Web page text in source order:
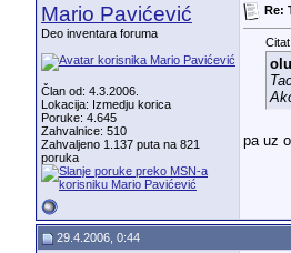
Mario Pavićević
Deo inventara foruma
Član od: 4.3.2006.
Lokacija: Izmedju korica
Poruke: 4.645
Zahvalnice: 510
Zahvaljeno 1.137 puta na 821
poruka
Re:
Citat:
pa uz
29.4.2006, 0:44